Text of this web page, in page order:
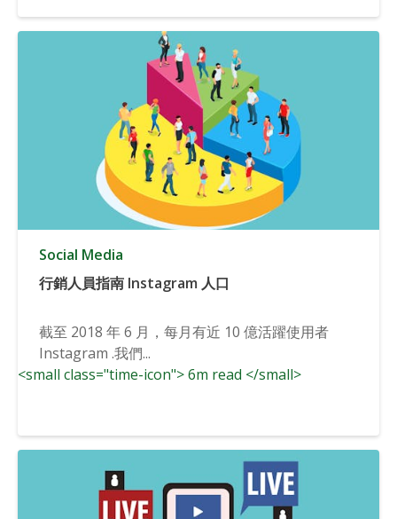
Social Media
行銷人員指南 Instagram 人口
截至 2018 年 6 月，每月有近 10 億活躍使用者
Instagram .我們...
<small class="time-icon"> 6m read </small>